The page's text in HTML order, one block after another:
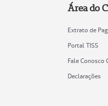
Área do
Extrato de
Portal TISS
Fale Conosco
Declarações